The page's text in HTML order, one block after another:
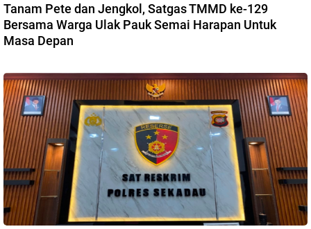
Tanam Pete dan Jengkol, Satgas TMMD ke-129
Bersama Warga Ulak Pauk Semai Harapan Untuk
Masa Depan